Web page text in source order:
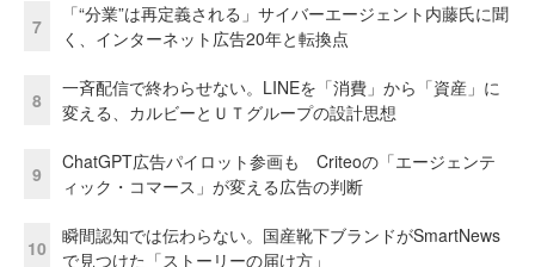
7
「“分業”は再定義される」サイバーエージェント内藤氏に聞
く、インターネット広告20年と転換点
8
一斉配信で終わらせない。LINEを「消費」から「資産」に
変える、カルビーとＵＴグループの設計思想
9
ChatGPT広告パイロット参画も Criteoの「エージェンテ
ィック・コマース」が変える広告の判断
10
瞬間認知では伝わらない。国産靴下ブランドがSmartNews
で見つけた「ストーリーの届け方」